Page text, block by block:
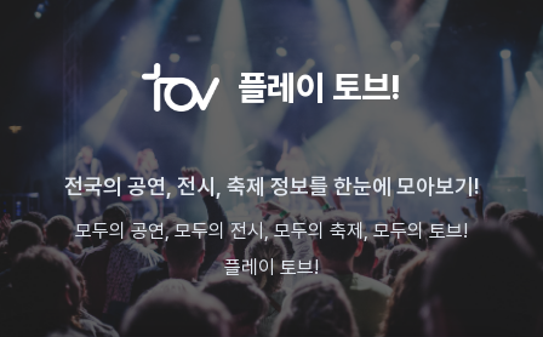
플레이 토브!
전국의 공연, 전시, 축제 정보를 한눈에 모아보기!
모두의 공연, 모두의 전시, 모두의 축제, 모두의 토브!
플레이 토브!